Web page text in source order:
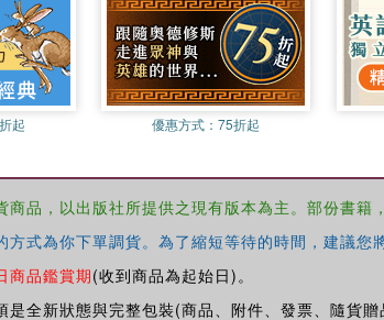
起 優惠方式：75折起
品，以出版社所提供之現有版本為主。部份書籍
式為你下單調貨。為了縮短等待的時間，建議
商品鑑賞期(收到商品為起始日)。
全新狀態與完整包裝(商品、附件、發票、隨貨贈